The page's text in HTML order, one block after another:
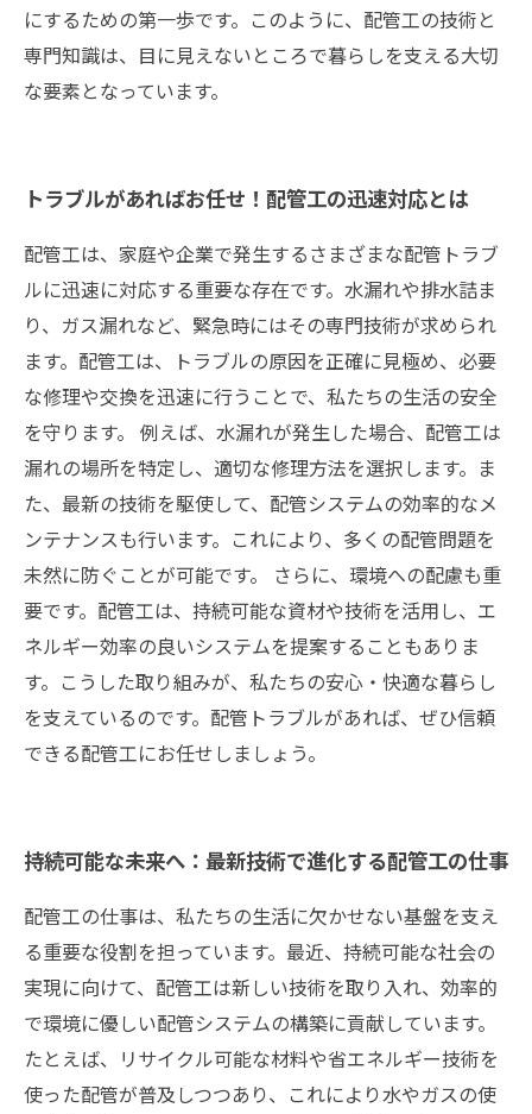
にするための第一歩です。このように、配管工の技術と
専門知識は、目に見えないところで暮らしを支える大切
な要素となっています。
トラブルがあればお任せ！配管工の迅速対応とは
配管工は、家庭や企業で発生するさまざまな配管トラブ
ルに迅速に対応する重要な存在です。水漏れや排水詰ま
り、ガス漏れなど、緊急時にはその専門技術が求められ
ます。配管工は、トラブルの原因を正確に見極め、必要
な修理や交換を迅速に行うことで、私たちの生活の安全
を守ります。 例えば、水漏れが発生した場合、配管工は
漏れの場所を特定し、適切な修理方法を選択します。ま
た、最新の技術を駆使して、配管システムの効率的なメ
ンテナンスも行います。これにより、多くの配管問題を
未然に防ぐことが可能です。 さらに、環境への配慮も重
要です。配管工は、持続可能な資材や技術を活用し、エ
ネルギー効率の良いシステムを提案することもありま
す。こうした取り組みが、私たちの安心・快適な暮らし
を支えているのです。配管トラブルがあれば、ぜひ信頼
できる配管工にお任せしましょう。
持続可能な未来へ：最新技術で進化する配管工の仕事
配管工の仕事は、私たちの生活に欠かせない基盤を支え
る重要な役割を担っています。最近、持続可能な社会の
実現に向けて、配管工は新しい技術を取り入れ、効率的
で環境に優しい配管システムの構築に貢献しています。
たとえば、リサイクル可能な材料や省エネルギー技術を
使った配管が普及しつつあり、これにより水やガスの使